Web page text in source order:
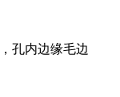
孔内边缘毛边